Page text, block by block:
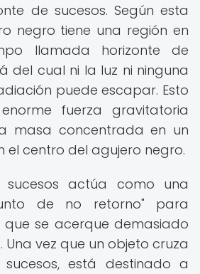
de sucesos. Según esta
negro tiene una región en
llamada horizonte de
del cual ni la luz ni ninguna
puede escapar. Esto
fuerza gravitatoria
masa concentrada en un
el centro del agujero negro.
sucesos actúa como una
de no retorno" para
se acerque demasiado
vez que un objeto cruza
está destinado a